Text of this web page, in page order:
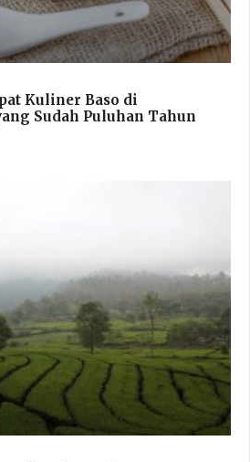
Kuliner Baso di
Sudah Puluhan Tahun